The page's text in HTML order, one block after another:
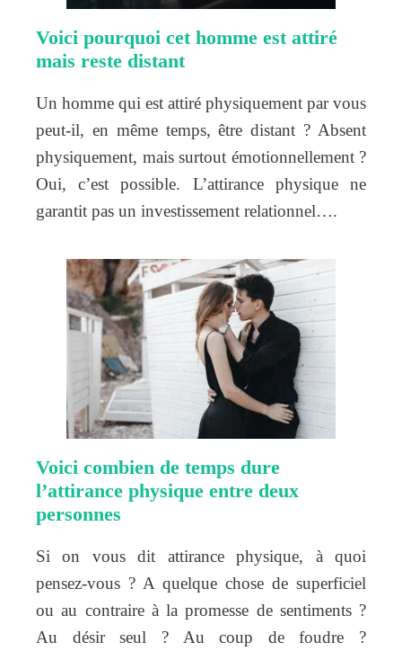
Voici pourquoi cet homme est attiré
mais reste distant
Un homme qui est attiré physiquement par vous
peut-il, en même temps, être distant ? Absent
physiquement, mais surtout émotionnellement ?
Oui, c’est possible. L’attirance physique ne
garantit pas un investissement relationnel….
Voici combien de temps dure
l’attirance physique entre deux
personnes
Si on vous dit attirance physique, à quoi
pensez-vous ? A quelque chose de superficiel
ou au contraire à la promesse de sentiments ?
Au désir seul ? Au coup de foudre ?